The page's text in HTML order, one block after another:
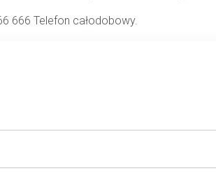
666 Telefon całodobowy.